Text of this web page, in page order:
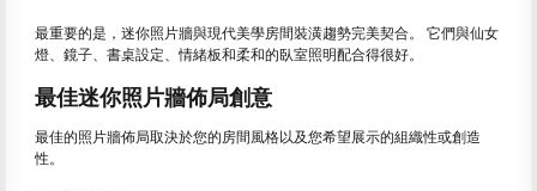
最重要的是，迷你照片牆與現代美學房間裝潢趨勢完美契合。 它們與仙女
燈、鏡子、書桌設定、情緒板和柔和的臥室照明配合得很好。
最佳迷你照片牆佈局創意
最佳的照片牆佈局取決於您的房間風格以及您希望展示的組織性或創造
性。